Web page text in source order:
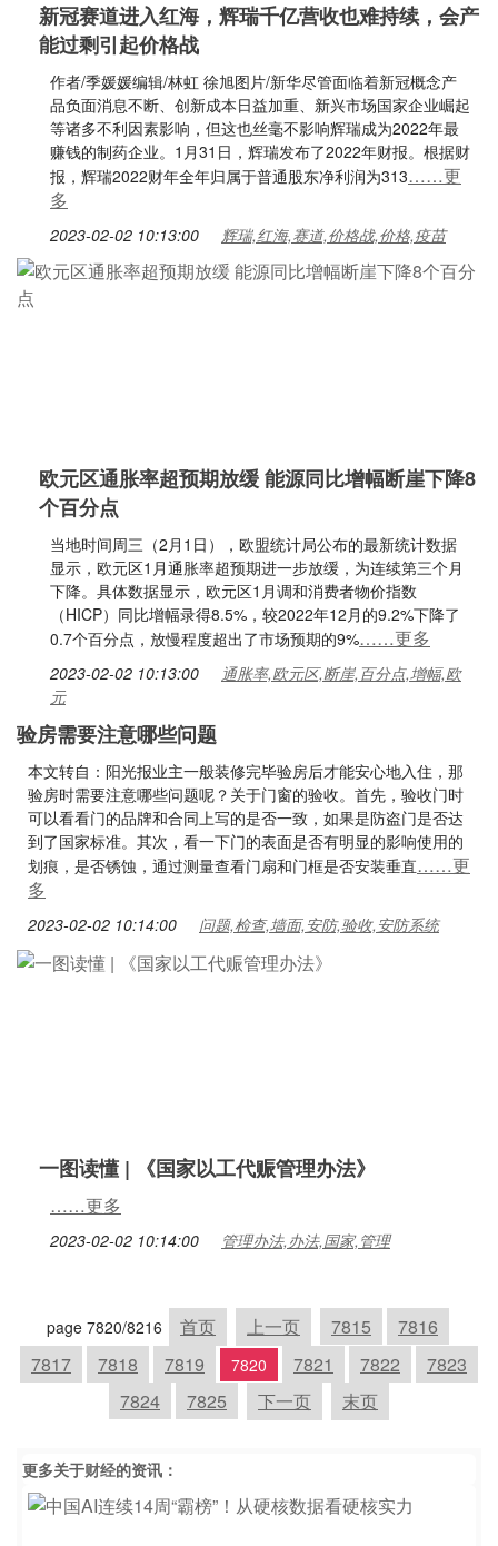
新冠赛道进入红海，辉瑞千亿营收也难持续，会产
能过剩引起价格战
作者/季媛媛编辑/林虹 徐旭图片/新华尽管面临着新冠概念产
品负面消息不断、创新成本日益加重、新兴市场国家企业崛起
等诸多不利因素影响，但这也丝毫不影响辉瑞成为2022年最
赚钱的制药企业。1月31日，辉瑞发布了2022年财报。根据财
报，辉瑞2022财年全年归属于普通股东净利润为313……更
多
2023-02-02 10:13:00 辉瑞,红海,赛道,价格战,价格,疫苗
欧元区通胀率超预期放缓 能源同比增幅断崖下降8
个百分点
当地时间周三（2月1日），欧盟统计局公布的最新统计数据
显示，欧元区1月通胀率超预期进一步放缓，为连续第三个月
下降。具体数据显示，欧元区1月调和消费者物价指数
（HICP）同比增幅录得8.5%，较2022年12月的9.2%下降了
0.7个百分点，放慢程度超出了市场预期的9%……更多
2023-02-02 10:13:00
通胀率,欧元区,断崖,百分点,增幅,欧
元
验房需要注意哪些问题
本文转自：阳光报业主一般装修完毕验房后才能安心地入住，那
验房时需要注意哪些问题呢？关于门窗的验收。首先，验收门时
可以看看门的品牌和合同上写的是否一致，如果是防盗门是否达
到了国家标准。其次，看一下门的表面是否有明显的影响使用的
划痕，是否锈蚀，通过测量查看门扇和门框是否安装垂直……更
多
2023-02-02 10:14:00 问题,检查,墙面,安防,验收,安防系统
一图读懂 | 《国家以工代赈管理办法》
……更多
2023-02-02 10:14:00 管理办法,办法,国家,管理
page 7820/8216 首页 上一页 7815
7816
7817
7818 7819 7820 7821 7822
7823
7824
7825 下一页 末页
更多关于财经的资讯：